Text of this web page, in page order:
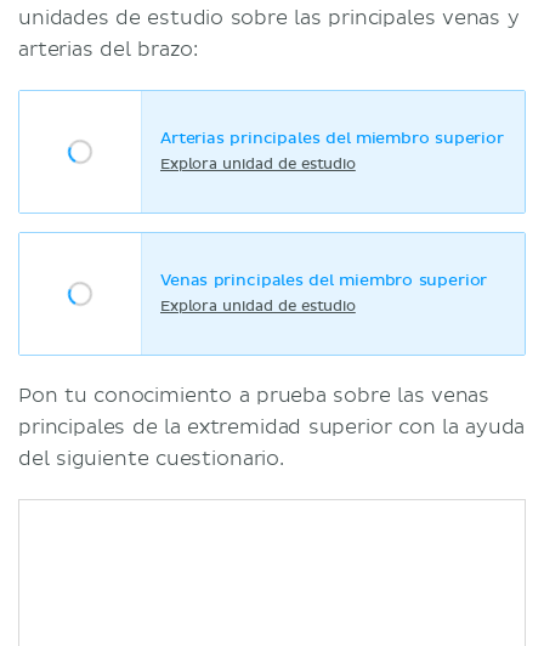
unidades de estudio sobre las principales venas y
arterias del brazo:
Arterias principales del miembro superior
Explora unidad de estudio
Venas principales del miembro superior
Explora unidad de estudio
Pon tu conocimiento a prueba sobre las venas
principales de la extremidad superior con la ayuda
del siguiente cuestionario.